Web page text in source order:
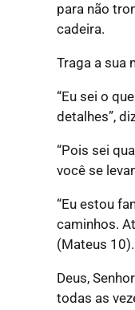
para não
cadeira.
Traga a sua
“Eu sei o
detalhes”,
“Pois sei
você se
“Eu estou
caminhos.
(Mateus 10).
Deus,
todas as